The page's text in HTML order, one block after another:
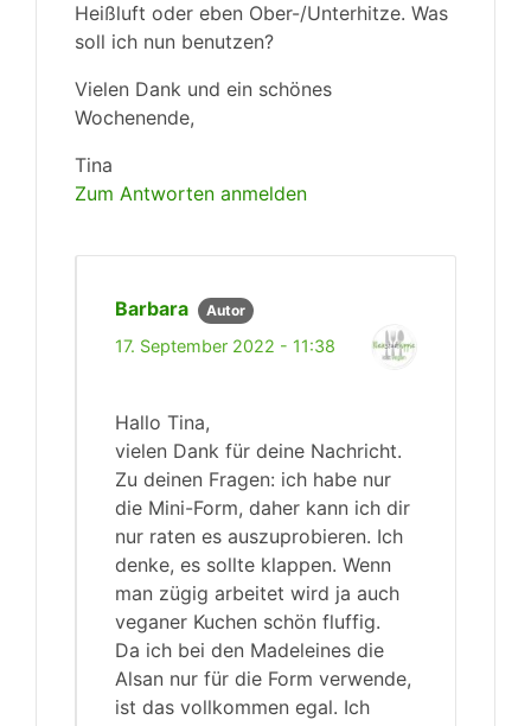
Heißluft oder eben Ober-/Unterhitze. Was
soll ich nun benutzen?
Vielen Dank und ein schönes
Wochenende,
Tina
Zum Antworten anmelden
Barbara Autor
17. September 2022 - 11:38
Hallo Tina,
vielen Dank für deine Nachricht.
Zu deinen Fragen: ich habe nur
die Mini-Form, daher kann ich dir
nur raten es auszuprobieren. Ich
denke, es sollte klappen. Wenn
man zügig arbeitet wird ja auch
veganer Kuchen schön fluffig.
Da ich bei den Madeleines die
Alsan nur für die Form verwende,
ist das vollkommen egal. Ich